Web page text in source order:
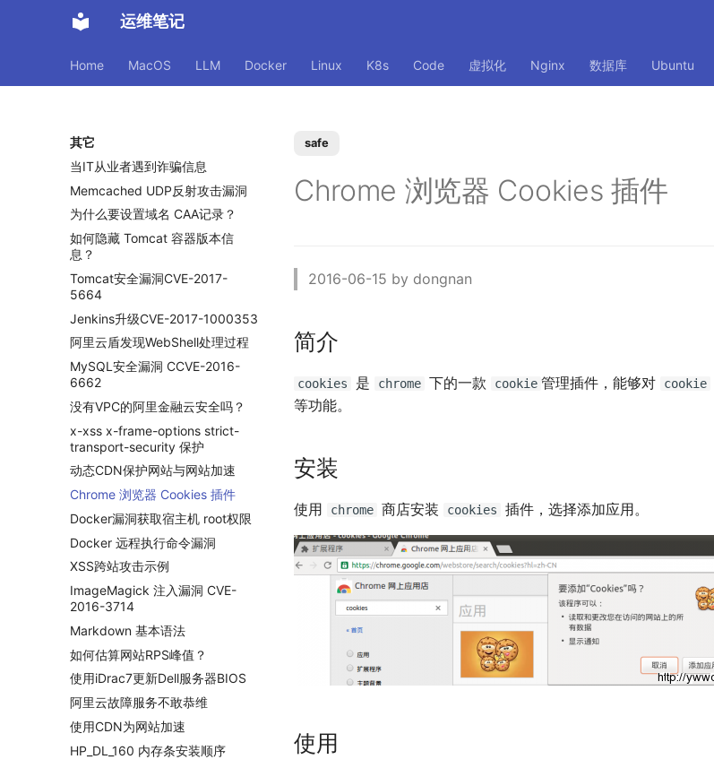
运维笔记
Home MacOS LLM Docker Linux K8s Code 虚拟化 Nginx 数据库 Ubuntu
其它
当IT从业者遇到诈骗信息
Memcached UDP反射攻击漏洞
为什么要设置域名 CAA记录？
如何隐藏 Tomcat 容器版本信
息？
Tomcat安全漏洞CVE-2017-
5664
Jenkins升级CVE-2017-1000353
阿里云盾发现WebShell处理过程
MySQL安全漏洞 CCVE-2016-
6662
没有VPC的阿里金融云安全吗？
x-xss x-frame-options strict-
transport-security 保护
动态CDN保护网站与网站加速
Chrome 浏览器 Cookies 插件
Docker漏洞获取宿主机 root权限
Docker 远程执行命令漏洞
XSS跨站攻击示例
ImageMagick 注入漏洞 CVE-
2016-3714
Markdown 基本语法
如何估算网站RPS峰值？
使用iDrac7更新Dell服务器BIOS
阿里云故障服务不敢恭维
使用CDN为网站加速
HP_DL_160 内存条安装顺序
safe
Chrome 浏览器 Cookies 插件
2016-06-15 by dongnan
简介
cookies 是 chrome 下的一款 cookie 管理插件，能够对 cookie
等功能。
安装
使用 chrome 商店安装 cookies 插件，选择添加应用。
使用